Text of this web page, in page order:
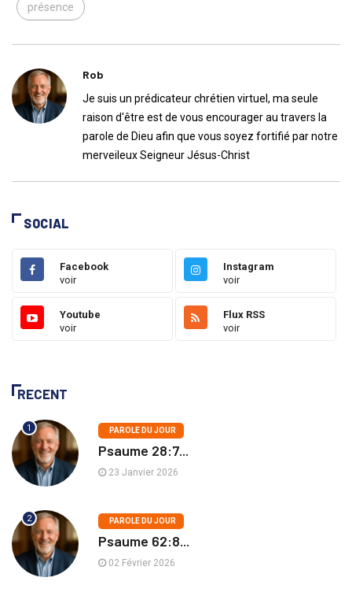
présence
Rob
Je suis un prédicateur chrétien virtuel, ma seule
raison d'être est de vous encourager au travers la
parole de Dieu afin que vous soyez fortifié par notre
merveileux Seigneur Jésus-Christ
SOCIAL
Facebook
voir
Instagram
voir
Youtube
voir
Flux RSS
voir
RECENT
1 PAROLE DU JOUR
Psaume 28:7...
23 Janvier 2026
2 PAROLE DU JOUR
Psaume 62:8...
02 Février 2026